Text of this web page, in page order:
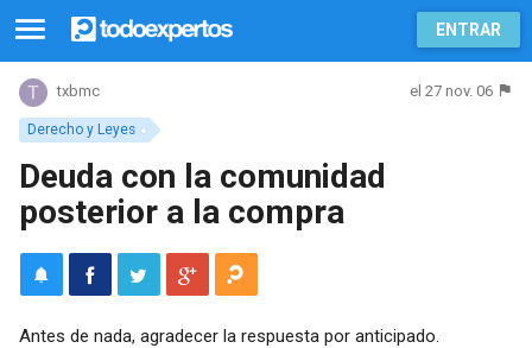
ENTRAR
Derecho y Leyes
txbmc el 27 nov. 06
Deuda con la comunidad
posterior a la compra
Antes de nada, agradecer la respuesta por anticipado.